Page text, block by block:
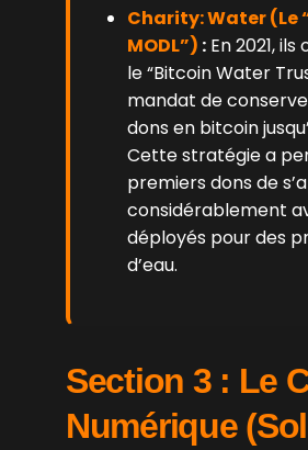
Charity: Water (Le
MODL”) : En 2021,
le “Bitcoin Water
mandat de
dons en bitcoin
Cette stratégie a
premiers dons de
considérablement
déployés pour des
d’eau.
Section 3 : Le
Numérique